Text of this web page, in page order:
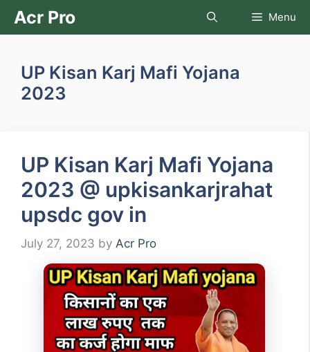
SkipAcr Pro Menu
UP Kisan Karj Mafi Yojana
2023
UP Kisan Karj Mafi Yojana
2023 @ upkisankarjrahat
upsdc gov in
July 27, 2023 by Acr Pro